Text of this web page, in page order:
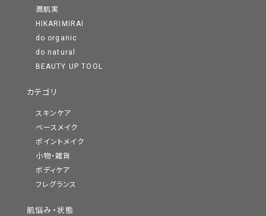
潤肌実
HIKARIMIRAI
do organic
do natural
BEAUTY UP TOOL
カテゴリ
スキンケア
ベースメイク
ポイントメイク
小物・雑貨
ボディケア
フレグランス
肌悩み・状態